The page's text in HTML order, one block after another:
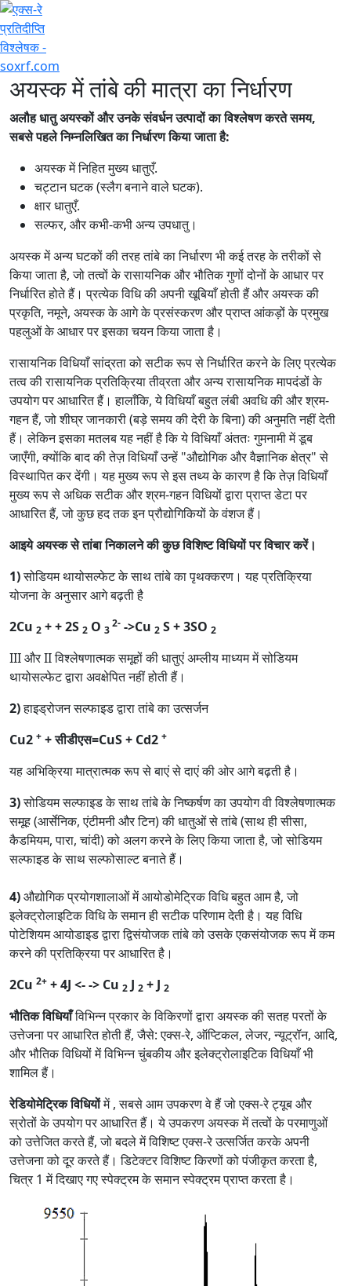
अयस्क में तांबे की मात्रा का निर्धारण
अलौह धातु अयस्कों और उनके संवर्धन उत्पादों का विश्लेषण करते समय,
सबसे पहले निम्नलिखित का निर्धारण किया जाता है:
अयस्क में निहित मुख्य धातुएँ.
चट्टान घटक (स्लैग बनाने वाले घटक).
क्षार धातुएँ.
सल्फर, और कभी-कभी अन्य उपधातु।
अयस्क में अन्य घटकों की तरह तांबे का निर्धारण भी कई तरह के तरीकों से
किया जाता है, जो तत्वों के रासायनिक और भौतिक गुणों दोनों के आधार पर
निर्धारित होते हैं। प्रत्येक विधि की अपनी खूबियाँ होती हैं और अयस्क की
प्रकृति, नमूने, अयस्क के आगे के प्रसंस्करण और प्राप्त आंकड़ों के प्रमुख
पहलुओं के आधार पर इसका चयन किया जाता है।
रासायनिक विधियाँ सांद्रता को सटीक रूप से निर्धारित करने के लिए प्रत्येक
तत्व की रासायनिक प्रतिक्रिया तीव्रता और अन्य रासायनिक मापदंडों के
उपयोग पर आधारित हैं। हालाँकि, ये विधियाँ बहुत लंबी अवधि की और श्रम-
गहन हैं, जो शीघ्र जानकारी (बड़े समय की देरी के बिना) की अनुमति नहीं देती
हैं। लेकिन इसका मतलब यह नहीं है कि ये विधियाँ अंततः गुमनामी में डूब
जाएँगी, क्योंकि बाद की तेज़ विधियाँ उन्हें "औद्योगिक और वैज्ञानिक क्षेत्र" से
विस्थापित कर देंगी। यह मुख्य रूप से इस तथ्य के कारण है कि तेज़ विधियाँ
मुख्य रूप से अधिक सटीक और श्रम-गहन विधियों द्वारा प्राप्त डेटा पर
आधारित हैं, जो कुछ हद तक इन प्रौद्योगिकियों के वंशज हैं।
आइये अयस्क से तांबा निकालने की कुछ विशिष्ट विधियों पर विचार करें।
1)सोडियम थायोसल्फेट के साथ तांबे का पृथक्करण। यह प्रतिक्रिया
योजना के अनुसार आगे बढ़ती है
2Cu 2 + + 2S 2 O 3
2- ->Cu 2 S + 3SO 2
III और II विश्लेषणात्मक समूहों की धातुएं अम्लीय माध्यम में सोडियम
थायोसल्फेट द्वारा अवक्षेपित नहीं होती हैं।
2)हाइड्रोजन सल्फाइड द्वारा तांबे का उत्सर्जन
Cu2 + + सीडीएस=CuS + Cd2 +
यह अभिक्रिया मात्रात्मक रूप से बाएं से दाएं की ओर आगे बढ़ती है।
3)सोडियम सल्फाइड के साथ तांबे के निष्कर्षण का उपयोग वी विश्लेषणात्मक
समूह (आर्सेनिक, एंटीमनी और टिन) की धातुओं से तांबे (साथ ही सीसा,
कैडमियम, पारा, चांदी) को अलग करने के लिए किया जाता है, जो सोडियम
सल्फाइड के साथ सल्फोसाल्ट बनाते हैं।
4)औद्योगिक प्रयोगशालाओं में आयोडोमेट्रिक विधि बहुत आम है, जो
इलेक्ट्रोलाइटिक विधि के समान ही सटीक परिणाम देती है। यह विधि
पोटेशियम आयोडाइड द्वारा द्विसंयोजक तांबे को उसके एकसंयोजक रूप में कम
करने की प्रतिक्रिया पर आधारित है।
2Cu 2+ + 4J <- -> Cu 2 J 2 + J 2
भौतिक विधियाँविभिन्न प्रकार के विकिरणों द्वारा अयस्क की सतह परतों के
उत्तेजना पर आधारित होती हैं, जैसे: एक्स-रे, ऑप्टिकल, लेजर, न्यूट्रॉन, आदि,
और भौतिक विधियों में विभिन्न चुंबकीय और इलेक्ट्रोलाइटिक विधियाँ भी
शामिल हैं।
रेडियोमेट्रिक विधियोंमें , सबसे आम उपकरण वे हैं जो एक्स-रे ट्यूब और
स्रोतों के उपयोग पर आधारित हैं। ये उपकरण अयस्क में तत्वों के परमाणुओं
को उत्तेजित करते हैं, जो बदले में विशिष्ट एक्स-रे उत्सर्जित करके अपनी
उत्तेजना को दूर करते हैं। डिटेक्टर विशिष्ट किरणों को पंजीकृत करता है,
चित्र 1 में दिखाए गए स्पेक्ट्रम के समान स्पेक्ट्रम प्राप्त करता है।